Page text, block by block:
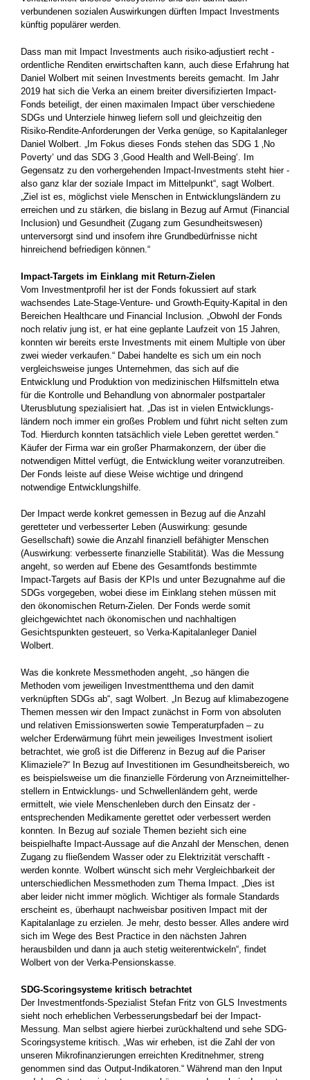
verbundenen sozialen Auswirkungen dürften Impact Investments
künftig populärer werden.
Dass man mit Impact Investments auch risiko-adjustiert recht ­
ordentliche Renditen erwirtschaften kann, auch diese Erfahrung hat
Daniel Wolbert mit seinen Investments bereits gemacht. Im Jahr
2019 hat sich die Verka an einem breiter diversifizierten ­Impact-
Fonds beteiligt, der einen maximalen Impact über ­verschiedene
SDGs und Unterziele hinweg liefern soll und ­gleichzeitig den
Risiko-Rendite-Anforderungen der Verka genüge, so Kapitalanleger
Daniel Wolbert. „Im Fokus dieses Fonds ­stehen das SDG 1 ‚­No
Poverty‘ und das SDG 3 ‚Good Health and Well-Being‘. Im
Gegensatz zu den vorher­gehenden Impact-Investments steht hier ­
also ganz klar der soziale Impact im Mittelpunkt“, sagt Wolbert.
„Ziel ist es, möglichst viele Menschen in Entwicklungsländern zu
erreichen und zu stärken, die bislang in ­Bezug auf Armut (Financial
Inclusion) und Gesundheit (Zugang zum Gesundheits­wesen)
unterversorgt sind und insofern ihre Grundbedürfnisse nicht
hinreichend befriedigen können.“
Impact-Targets im Einklang mit Return-Zielen
Vom Investmentprofil her ist der Fonds ­fokussiert auf stark
wachsendes Late-Stage-Venture- und Growth-Equity-Kapital in den
Bereichen Healthcare und ­Financial Inclusion. „Obwohl der Fonds
noch relativ jung ist, er hat eine geplante Laufzeit von 15 Jahren,
konnten wir bereits erste Investments mit einem Multiple von über
zwei wieder verkaufen.“ Dabei handelte es sich um ein noch
vergleichsweise ­junges Unternehmen, das sich auf die
Entwicklung und Produktion­ von medizinischen Hilfsmitteln etwa
für die Kontrolle und Behandlung von abnormaler postpartaler
Uterusblutung spezialisiert hat. „Das ist in vielen Entwicklungs­
ländern noch immer ein großes Problem und führt nicht selten zum
Tod. Hierdurch konnten tatsächlich viele Leben gerettet werden.“
Käufer der ­Firma war ein großer Pharmakonzern, der über die
notwendigen Mittel verfügt, die Entwicklung weiter ­voranzutreiben.
Der Fonds leiste auf diese Weise wichtige und dringend
notwendige Entwicklungs­hilfe.
Der Impact werde konkret gemessen in Bezug auf die Anzahl
geretteter und ­verbesserter Leben (Auswirkung: gesunde
Gesellschaft) sowie die Anzahl finanziell ­befähigter Menschen
(Auswirkung: verbesserte finanzielle Stabilität). Was die ­Messung
angeht, so werden auf Ebene des Gesamtfonds bestimmte
Impact-Targets auf Basis der KPIs und unter Bezugnahme auf die
SDGs vorgegeben, wobei diese im Einklang stehen müssen mit
den ökonomischen ­Return-Zielen. Der Fonds werde somit
gleichgewichtet nach ökonomischen und nachhaltigen
Gesichtspunkten gesteuert, so Verka-Kapitalanleger Daniel
Wolbert.
Was die konkrete Messmethoden angeht, „so hängen die
Methoden vom jeweiligen Investmentthema und den damit
verknüpften SDGs ab“, sagt Wolbert. „In Bezug auf klimabezogene
Themen messen wir den Impact zunächst in Form von absoluten
und relativen Emissionswerten sowie ­Temperaturpfaden – zu
welcher Erderwärmung führt mein jeweiliges Investment ­isoliert
betrachtet, wie groß ist die Differenz in Bezug auf die Pariser
Klimaziele?“ In ­Bezug auf Investitionen im Gesundheits­bereich, wo
es beispielsweise um die finanzielle Förderung von Arzneimittelher­
stellern in Entwicklungs- und Schwellenländern geht, werde
ermittelt, wie viele ­Menschenleben durch den Einsatz der ­
entsprechenden Medikamente gerettet oder verbessert werden
konnten. In Bezug auf soziale Themen bezieht sich eine
beispielhafte Impact-Aussage auf die Anzahl der Menschen, denen
Zugang zu fließendem Wasser oder zu Elektrizität verschafft ­
werden konnte. Wolbert wünscht sich mehr Vergleichbarkeit der
unterschiedlichen Messmethoden zum Thema Impact. „Dies ist
aber leider nicht immer möglich. Wichtiger als formale Standards
erscheint es, überhaupt nachweisbar positiven Impact mit der
Kapitalanlage zu erzielen. Je mehr, desto besser. Alles andere wird
sich im ­Wege des Best Practice in den nächsten ­Jahren
herausbilden und dann ja auch stetig weiterentwickeln“, findet
Wolbert von der Verka-Pensionskasse.
SDG-Scoringsysteme kritisch betrachtet
Der Investmentfonds-Spezialist Stefan Fritz von GLS Investments
sieht noch erheblichen Verbesserungsbedarf bei der Impact-
Messung. Man selbst agiere hierbei zurückhaltend und sehe SDG-
Scoringsysteme kritisch. „Was wir erheben, ist die Zahl der von
unseren­ Mikrofinanzierungen erreichten Kreditnehmer, streng
genommen sind das ­Output-Indikatoren.“ Während man den ­Input